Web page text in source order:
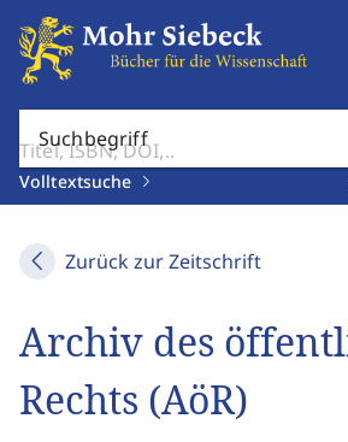
Suchbegriff
Volltextsuche
Zurück zur Zeitschrift
Archiv des
Rechts (AöR)